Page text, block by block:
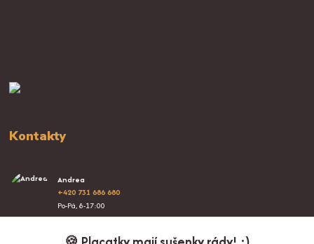
Kontakty
Andrea
+420 731 686 680
Po-Pá, 8-17:00
info@proplacatky.cz